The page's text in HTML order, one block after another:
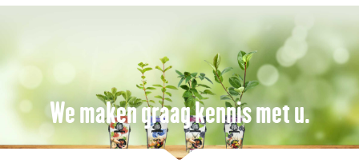
We maken graag kennis met u.